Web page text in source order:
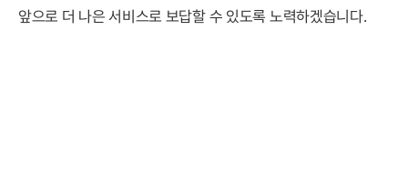
앞으로 더 나은 서비스로 보답할 수 있도록 노력하겠습니다.